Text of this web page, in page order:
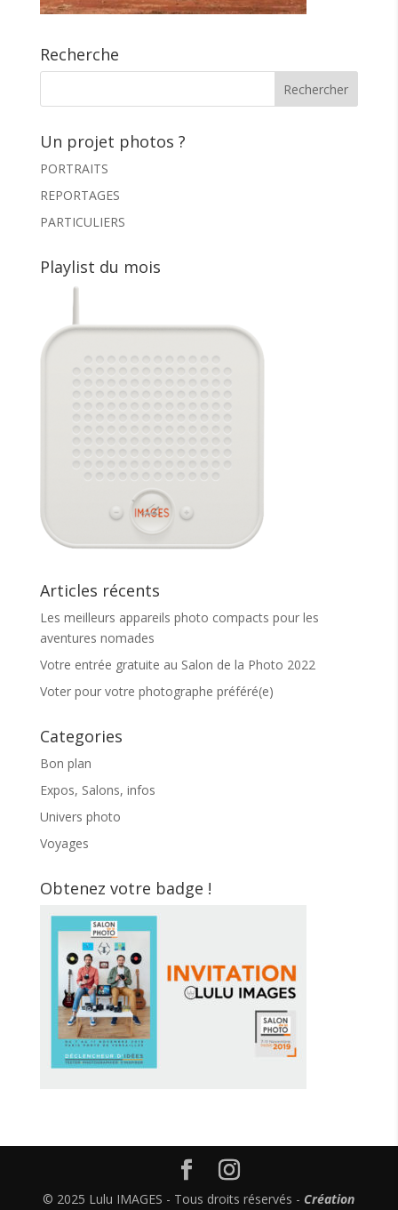
Recherche
Un projet photos ?
PORTRAITS
REPORTAGES
PARTICULIERS
Playlist du mois
Articles récents
Les meilleurs appareils photo compacts pour les
aventures nomades
Votre entrée gratuite au Salon de la Photo 2022
Voter pour votre photographe préféré(e)
Categories
Bon plan
Expos, Salons, infos
Univers photo
Voyages
Obtenez votre badge !
© 2025 Lulu IMAGES - Tous droits réservés - Création